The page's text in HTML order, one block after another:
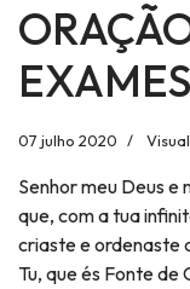
07 julho 2020
Senhor meu Deus e
que, com a tua
criaste e ordenaste
Tu, que és Fonte de